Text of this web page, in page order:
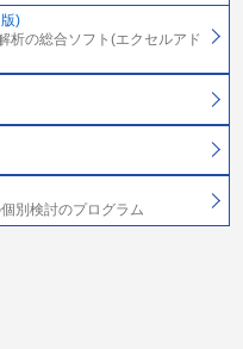
)
析の総合ソフト(エクセルアド
別検討のプログラム